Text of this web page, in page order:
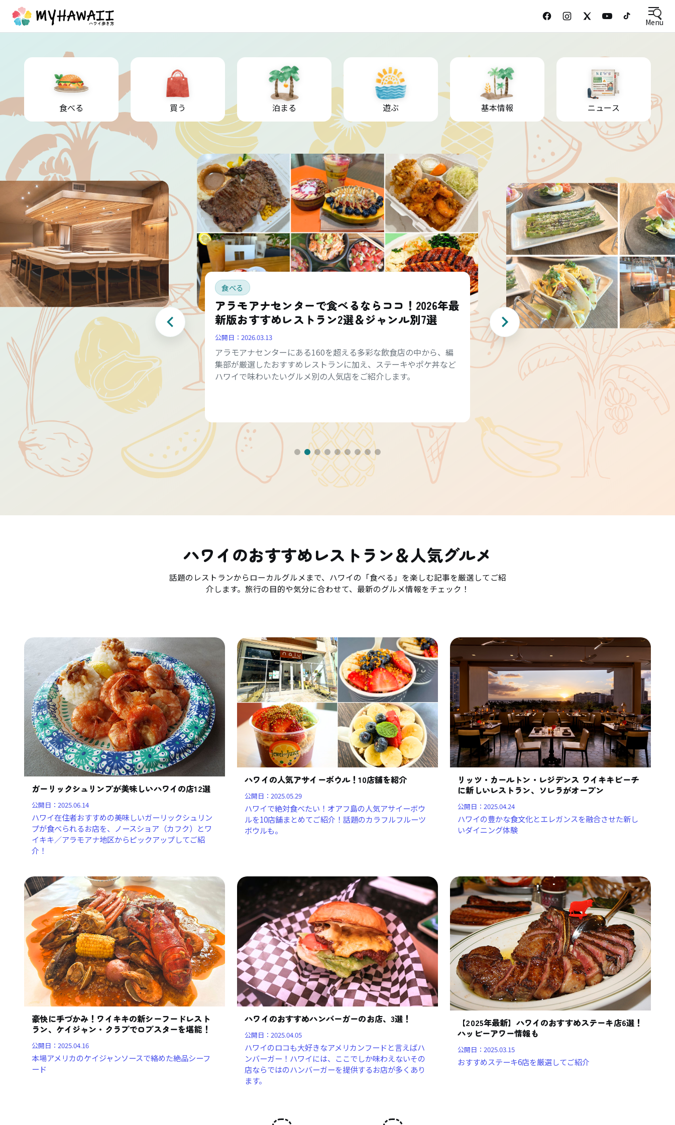
Menu
食べる 買う 泊まる 遊ぶ 基本情報 ニュース
食べる
アラモアナセンターで食べるならココ！2026年最
新版おすすめレストラン2選＆ジャンル別7選
公開日： 2026.03.13
アラモアナセンターにある160を超える多彩な飲食店の中から、編
集部が厳選したおすすめレストランに加え、ステーキやポケ丼など
ハワイで味わいたいグルメ別の人気店をご紹介します。
ハワイのおすすめレストラン＆人気グルメ
話題のレストランからローカルグルメまで、ハワイの「食べる」を楽しむ記事を厳選してご紹
介します。旅行の目的や気分に合わせて、最新のグルメ情報をチェック！
ガーリックシュリンプが美味しいハワイの店12選
公開日：2025.06.14
ハワイ在住者おすすめの美味しいガーリックシュリン
プが食べられるお店を、ノースショア（カフク）とワ
イキキ／アラモアナ地区からピックアップしてご紹
介！
ハワイの人気アサイーボウル！10店舗を紹介
公開日：2025.05.29
ハワイで絶対食べたい！オアフ島の人気アサイーボウ
ルを10店舗まとめてご紹介！話題のカラフルフルーツ
ボウルも。
リッツ・カールトン・レジデンス ワイキキビーチ
に新しいレストラン、ソレラがオープン
公開日：2025.04.24
ハワイの豊かな食文化とエレガンスを融合させた新し
いダイニング体験
豪快に手づかみ！ワイキキの新シーフードレスト
ラン、ケイジャン・クラブでロブスターを堪能！
公開日：2025.04.16
本場アメリカのケイジャンソースで絡めた絶品シーフ
ード
ハワイのおすすめハンバーガーのお店、3選！
公開日：2025.04.05
ハワイのロコも大好きなアメリカンフードと言えばハ
ンバーガー！ハワイには、ここでしか味わえないその
店ならではのハンバーガーを提供するお店が多くあり
ます。
【2025年最新】ハワイのおすすめステーキ店6選！
ハッピーアワー情報も
公開日：2025.03.15
おすすめステーキ6店を厳選してご紹介